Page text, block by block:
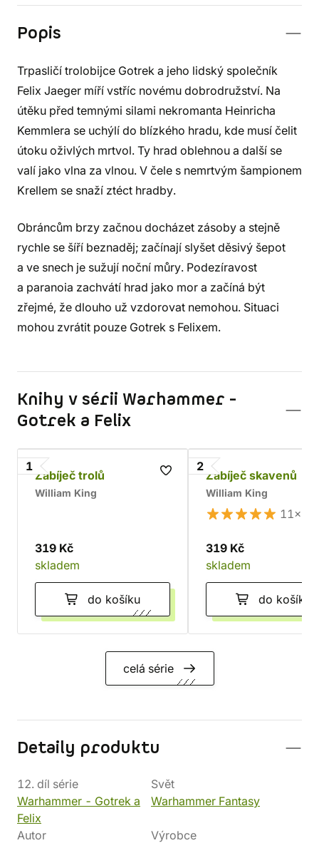
Popis
Trpasličí trolobijce Gotrek a jeho lidský společník
Felix Jaeger míří vstříc novému dobrodružství. Na
útěku před temnými silami nekromanta Heinricha
Kemmlera se uchýlí do blízkého hradu, kde musí čelit
útoku oživlých mrtvol. Ty hrad oblehnou a další se
valí jako vlna za vlnou. V čele s nemrtvým šampionem
Krellem se snaží ztéct hradby.
Obráncům brzy začnou docházet zásoby a stejně
rychle se šíří beznaděj; začínají slyšet děsivý šepot
a ve snech je sužují noční můry. Podezíravost
a paranoia zachvátí hrad jako mor a začíná být
zřejmé, že dlouho už vzdorovat nemohou. Situaci
mohou zvrátit pouze Gotrek s Felixem.
Knihy v sérii Warhammer -
Gotrek a Felix
1
Zabíječ trolů
William King
319 Kč
skladem
do košíku
2
Zabíječ skavenů
William King
11×
319 Kč
skladem
do košíku
celá série
Detaily produktu
12. díl série
Warhammer - Gotrek a
Felix
Svět
Warhammer Fantasy
Autor
Výrobce